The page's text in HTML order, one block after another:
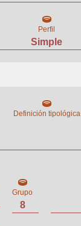
Perfil
Simple
Definición tipológica
Grupo
8